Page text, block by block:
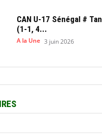
CAN U-17 Sénégal #
(1-1, 4...
A la Une 3 juin 2026